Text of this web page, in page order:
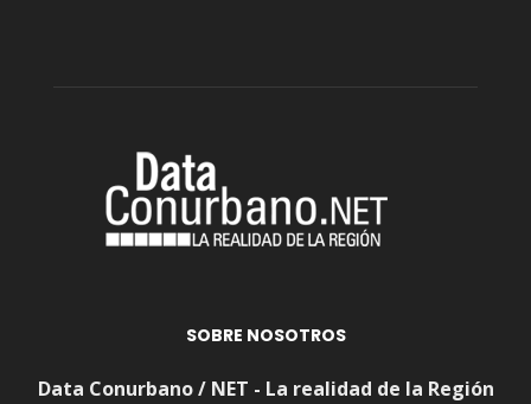
SOBRE NOSOTROS
Data Conurbano / NET - La realidad de la Región